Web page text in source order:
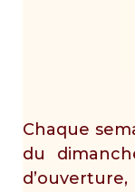
Chaque
du
d’ouverture,